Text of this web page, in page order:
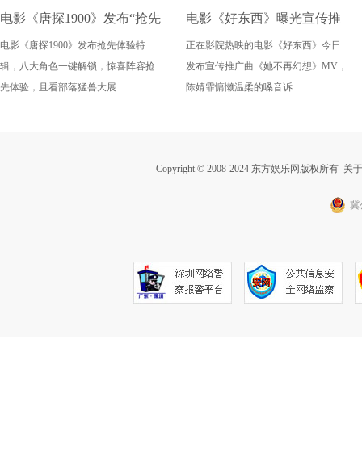
电影《唐探1900》发布“抢先
体验”特辑和“拜年啦”版海报
唐人街全员贺新春
电影《唐探1900》发布抢先体验特
辑，八大角色一键解锁，惊喜阵容抢
先体验，且看部落猛兽大展...
电影《好东西》曝光宣传推
广曲《她不再幻想》MV 传
递冲破束缚拥抱自我的力量
正在影院热映的电影《好东西》今日
发布宣传推广曲《她不再幻想》MV，
陈婧霏慵懒温柔的嗓音诉...
Copyright © 2008-2024 东方娱乐网版权所有 关
冀